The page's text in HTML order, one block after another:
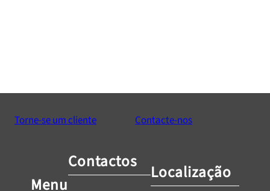
Torne-se um cliente Contacte-nos
Menu
Contactos
Localização